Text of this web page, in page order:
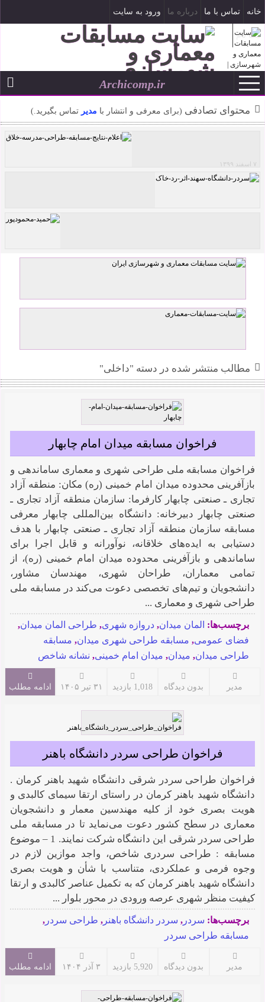
خانه تماس با ما درباره ما ورود به سایت
ثبت نام
Archicomp.ir
محتوای تصادفی (برای معرفی و انتشار با مدیر تماس بگیرید.)
اعلام نتایج مسابقه طراحی مدرسه خلاق
۷ اسفند ۱۳۹۹
سردر دانشگاه سهند اثر رد خاک
حمید محمودپور
مطالب منتشر شده در دسته "داخلی"
فراخوان مسابقه میدان امام چابهار
فراخوان مسابقه ملی طراحی شهری و معماری ساماندهی و
بازآفرینی محدوده میدان امام خمینی (ره) مکان: منطقه آزاد
تجاری ـ صنعتی چابهار کارفرما: سازمان منطقه آزاد تجاری ـ
صنعتی چابهار دبیرخانه: دانشگاه بین‌المللی چابهار معرفی
مسابقه سازمان منطقه آزاد تجاری ـ صنعتی چابهار با هدف
دستیابی به ایده‌های خلاقانه، نوآورانه و قابل اجرا برای
ساماندهی و بازآفرینی محدوده میدان امام خمینی (ره)، از
تمامی معماران، طراحان شهری، مهندسان مشاور،
دانشجویان و تیم‌های تخصصی دعوت می‌کند در مسابقه ملی
طراحی شهری و معماری ...
برچسب‌ها: المان میدان, دروازه شهری, طراحی المان میدان,
فضای عمومی, مسابقه طراحی شهری میدان, مسابقه
طراحی میدان, میدان, میدان امام خمینی, نشانه شاخص
مدیر بدون دیدگاه 1,018 بازدید ۳۱ تیر ۱۴۰۵ ادامه مطلب
فراخوان طراحی سردر دانشگاه باهنر
فراخوان طراحی سردر شرقی دانشگاه شهید باهنر کرمان .
دانشگاه شهید باهنر کرمان در راستای ارتقا سیمای کالبدی و
هویت بصری خود از کلیه مهندسین معمار و دانشجویان
معماری در سطح کشور دعوت می‌نماید تا در مسابقه ملی
طراحی سردر شرقی این دانشگاه شرکت نمایند. 1 – موضوع
مسابقه : طراحی سردری شاخص، واجد موازین لازم در
وجوه فرمی و عملکردی، متناسب با شأن و هویت بصری
دانشگاه شهید باهنر کرمان که به تکمیل عناصر کالبدی و ارتقا
کیفیت منظر شهری عرصه ورودی در محور بلوار ...
برچسب‌ها: سردر , سردر دانشگاه باهنر , طراحی سردر ,
مسابقه طراحی سردر
مدیر بدون دیدگاه 5,920 بازدید ۳ آذر ۱۴۰۴ ادامه مطلب